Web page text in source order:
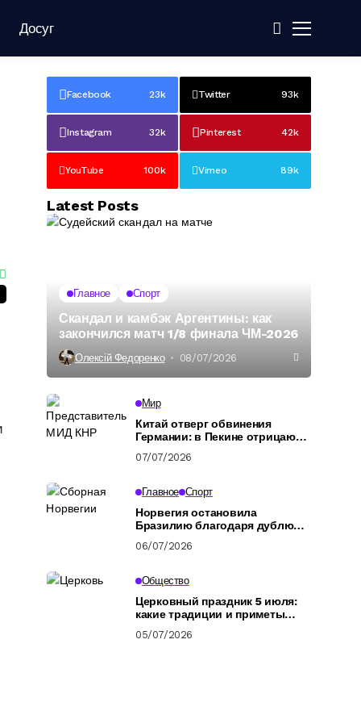
Досуг
Facebook 23k Twitter 93k
Instagram 32k Pinterest 42k
YouTube 100k Vimeo 89k
Latest Posts
Главное Спорт
Скандал и камбэк Аргентины: как
закончился матч 1/8 финала ЧМ-2026
Олексій Федоренко 08/07/2026
Мир
Китай отверг обвинения
Германии: в Пекине отрицают
военных
07/07/2026
Главное Спорт
Норвегия остановила
Бразилию благодаря дублю
четвертьфинала ЧМ-2026
06/07/2026
Общество
Церковный праздник 5 июля:
какие традиции и приметы
Афонского
05/07/2026